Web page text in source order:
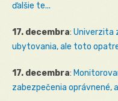
ďalšie te...
17. decembra: Univerzita
ubytovania, ale toto
17. decembra:
zabezpečenia oprávnené,